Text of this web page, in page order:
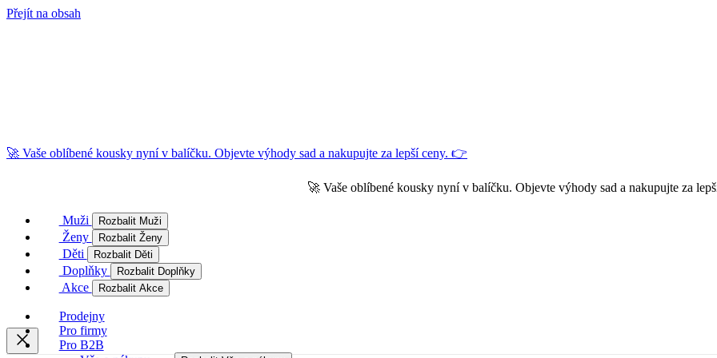
Přejít na obsah
🚀 Vaše oblíbené kousky nyní v balíčku. Objevte výhody sad a nakupujte za lepší ceny. 👉
🚀 Vaše oblíbené kousky nyní v balíčku. Objevte výhody sad a nakupujte za
Muži Rozbalit Muži
Ženy Rozbalit Ženy
Děti Rozbalit Děti
Doplňky Rozbalit Doplňky
Akce Rozbalit Akce
Prodejny
Pro firmy
Pro B2B